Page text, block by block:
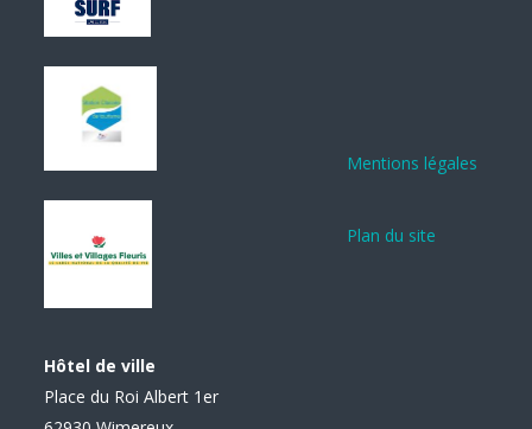
Hôtel de ville
Place du Roi Albert 1er
Mentions légales
Plan du site